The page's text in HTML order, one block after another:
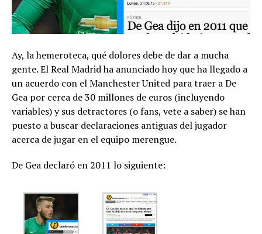
Ay, la hemeroteca, qué dolores debe de dar a mucha
gente. El Real Madrid ha anunciado hoy que ha llegado a
un acuerdo con el Manchester United para traer a De
Gea por cerca de 30 millones de euros (incluyendo
variables) y sus detractores (o fans, vete a saber) se han
puesto a buscar declaraciones antiguas del jugador
acerca de jugar en el equipo merengue.
De Gea declaró en 2011 lo siguiente: